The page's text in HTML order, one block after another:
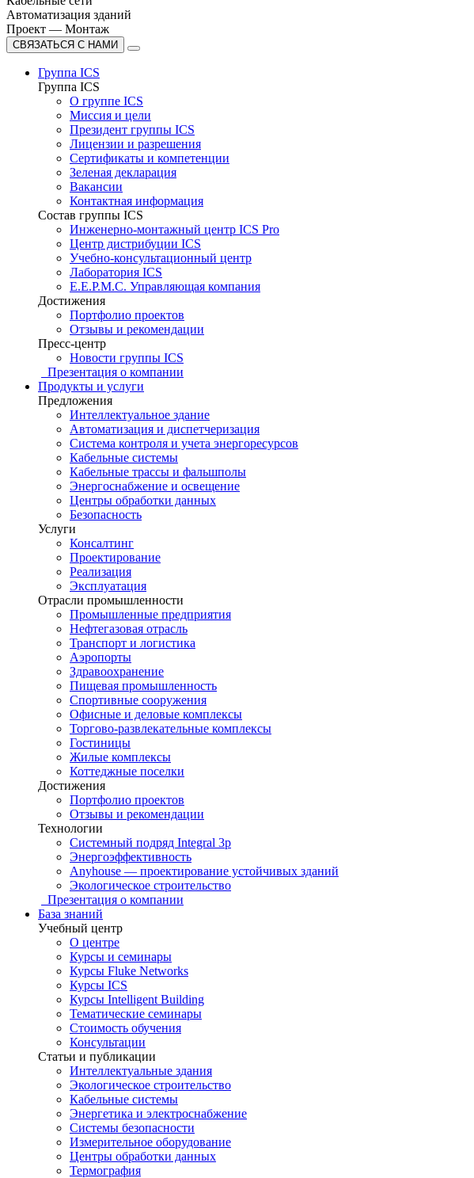
Автоматизация зданий
Проект — Монтаж
СВЯЗАТЬСЯ С НАМИ
Группа ICS
Группа ICS
О группе ICS
Миссия и цели
Президент группы ICS
Лицензии и разрешения
Сертификаты и компетенции
Зеленая декларация
Вакансии
Контактная информация
Состав группы ICS
Инженерно-монтажный центр ICS Pro
Центр дистрибуции ICS
Учебно-консультационный центр
Лаборатория ICS
E.E.P.M.C. Управляющая компания
Достижения
Портфолио проектов
Отзывы и рекомендации
Пресс-центр
Новости группы ICS
Презентация о компании
Продукты и услуги
Предложения
Интеллектуальное здание
Автоматизация и диспетчеризация
Система контроля и учета энергоресурсов
Кабельные системы
Кабельные трассы и фальшполы
Энергоснабжение и освещение
Центры обработки данных
Безопасность
Услуги
Консалтинг
Проектирование
Реализация
Эксплуатация
Отрасли промышленности
Промышленные предприятия
Нефтегазовая отрасль
Транспорт и логистика
Аэропорты
Здравоохранение
Пищевая промышленность
Спортивные сооружения
Офисные и деловые комплексы
Торгово-развлекательные комплексы
Гостиницы
Жилые комплексы
Коттеджные поселки
Достижения
Портфолио проектов
Отзывы и рекомендации
Технологии
Системный подряд Integral 3p
Энергоэффективность
Anyhouse — проектирование устойчивых зданий
Экологическое строительство
Презентация о компании
База знаний
Учебный центр
О центре
Курсы и семинары
Курсы Fluke Networks
Курсы ICS
Курсы Intelligent Building
Тематические семинары
Стоимость обучения
Консультации
Статьи и публикации
Интеллектуальные здания
Экологическое строительство
Кабельные системы
Энергетика и электроснабжение
Системы безопасности
Измерительное оборудование
Центры обработки данных
Термография